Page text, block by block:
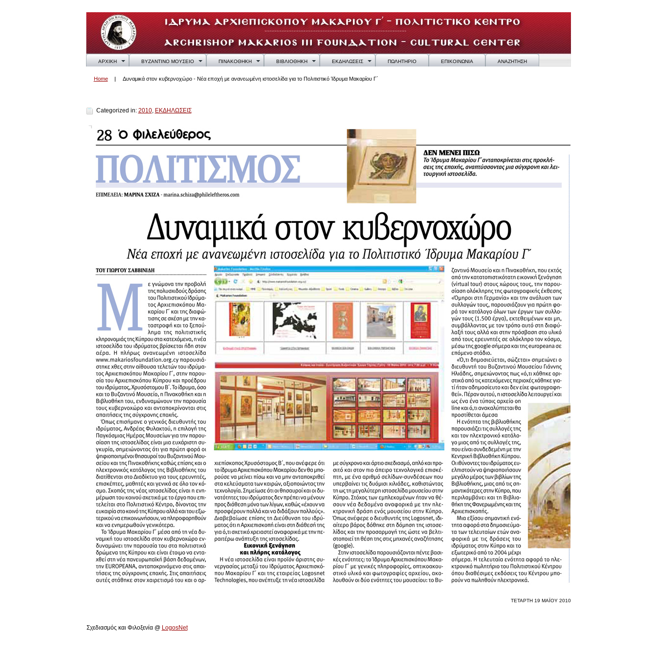
ΑΡΧΙΚΗ ΒΥΖΑΝΤΙΝΟ ΜΟΥΣΕΙΟ ΠΙΝΑΚΟΘΗΚΗ ΒΙΒΛΙΟΘΗΚΗ ΕΚΔΗΛΩΣΕΙΣ ΠΩΛΗΤΗΡΙΟ ΕΠΙΚΟΙΝΩΝΙΑ ΑΝΑΖΗΤΗΣΗ
Home Δυναμικά στον κυβερνοχώρο - Νέα εποχή με ανανεωμένη ιστοσελίδα για το Πολιτιστικό Ίδρυμα Μακαρίου Γ΄
Categorized in: 2010, ΕΚΔΗΛΩΣΕΙΣ
ΤΕΤΑΡΤΗ 19 ΜΑΪΟΥ 2010
Σχεδιασμός και Φιλοξενία @ LogosNet